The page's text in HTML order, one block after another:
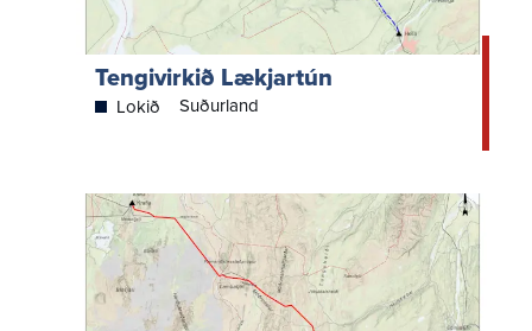
Tengivirkið Lækjartún
Lokið Suðurland